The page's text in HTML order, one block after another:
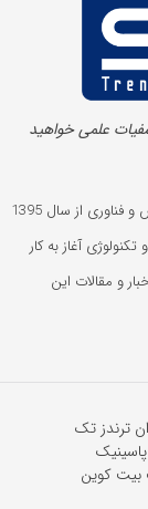
علمی خواهید
ترندز تک، سیستم جامع بروزترین اخبار و مقالات علم و دانش و فناوری از سال 1395
آغاز به کار
و مقالات این
ترندز تک
پاسینیک
کوین